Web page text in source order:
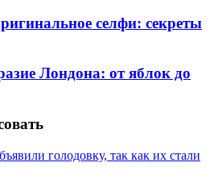
селфи: секреты
Лондона: от яблок до